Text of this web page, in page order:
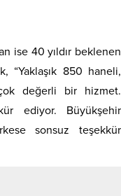
ise 40 yıldır beklenen
“Yaklaşık 850 haneli,
değerli bir hizmet.
ediyor. Büyükşehir
sonsuz teşekkür